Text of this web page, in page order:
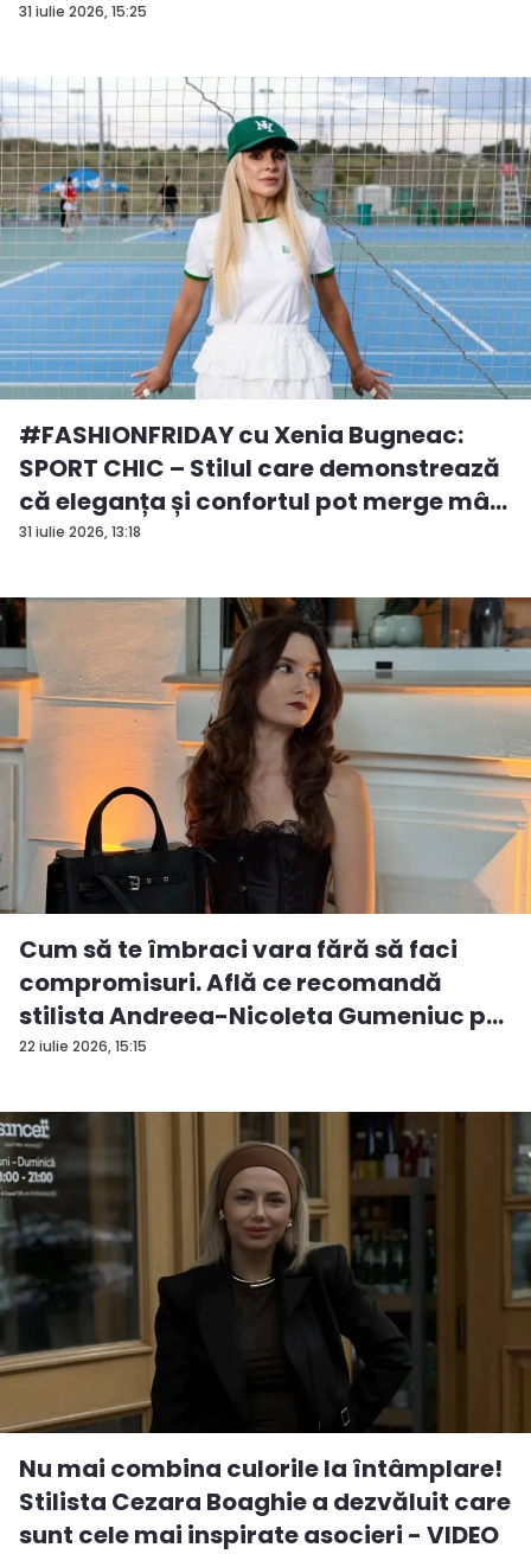
31 iulie 2026, 15:25
31 iulie 2026, 13:18
#FASHIONFRIDAY cu Xenia Bugneac:
SPORT CHIC – Stilul care demonstrează
că eleganța și confortul pot merge mâ...
22 iulie 2026, 15:15
Cum să te îmbraci vara fără să faci
compromisuri. Află ce recomandă
stilista Andreea-Nicoleta Gumeniuc p...
Nu mai combina culorile la întâmplare!
Stilista Cezara Boaghie a dezvăluit care
sunt cele mai inspirate asocieri - VIDEO